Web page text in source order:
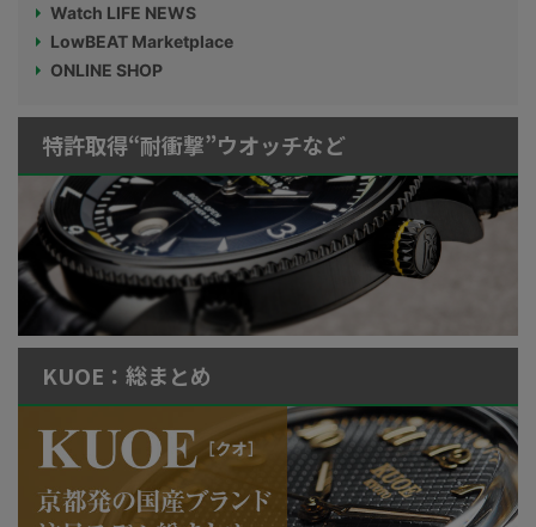
Watch LIFE NEWS
LowBEAT Marketplace
ONLINE SHOP
特許取得“耐衝撃”ウオッチなど
KUOE：総まとめ